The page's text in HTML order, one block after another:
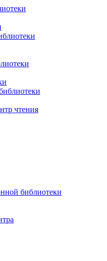
чтения
библиотеки